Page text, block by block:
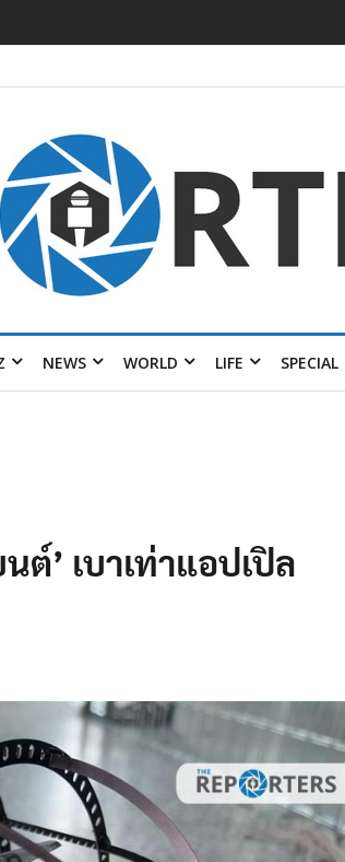
NEWS WORLD LIFE SPECIAL
’ เบาเท่าแอปเปิล